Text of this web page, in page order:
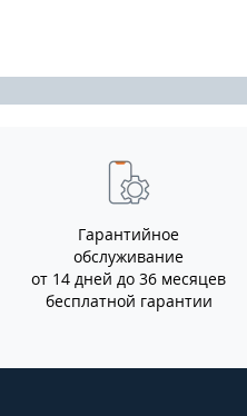
Гарантийное
обслуживание
от 14 дней до 36 месяцев
бесплатной гарантии